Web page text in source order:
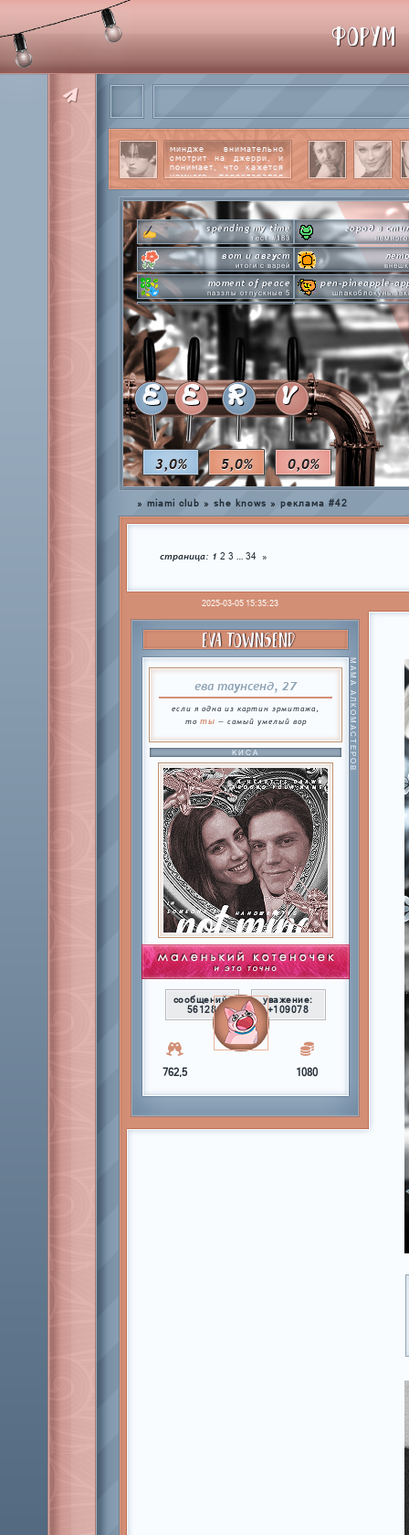
3,0% 5,0% 0,0%
миндже внимательно
смотрит на джерри, и
понимает, что кажется
немного перестарался
далее
spending my time
тест #183
город в
вот и август
итоги с варей
moment of peace
паззлы отпускные 5
pen-pineapple-
шлакоблокунь
hot n cold
охлаждаемся в клабграмме
сделай это
everyone's a star
покупаем звезды
time goes by
private emotion
с днем эмоций #4
hot
летняя
E E R V
ФОРУМ
» miami club » she knows » реклама #42
страница: 1 2 3 … 34 »
2025-03-05 15:35:23
EVA TOWNSEND
ева таунсенд, 27
если я одна из картин эрмитажа,
то ты — самый умелый вор МАМА АЛКОМАСТЕРОВ
КИСА
сообщений:
56128
уважение:
+109078
762,5 1080